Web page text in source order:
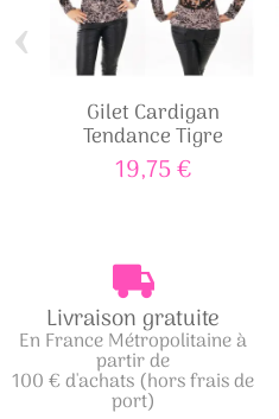
Gilet Cardigan
Tendance Tigre
19,75 €
‹
Livraison gratuite
En France Métropolitaine à
partir de
100 € d'achats (hors frais de
port)